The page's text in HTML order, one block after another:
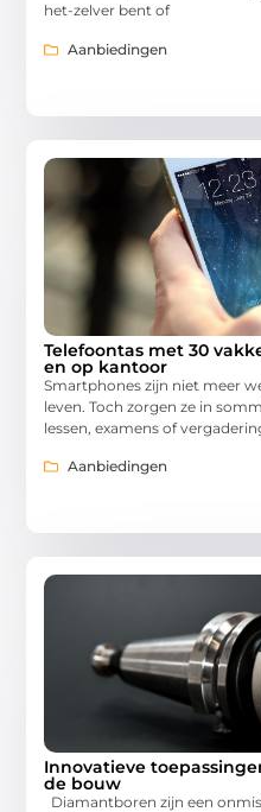
het-zelver bent of
Aanbiedingen
Telefoontas met 30
en op kantoor
Smartphones zijn niet meer
leven. Toch zorgen ze in
lessen, examens of
Aanbiedingen
Innovatieve
de bouw
Diamantboren zijn een